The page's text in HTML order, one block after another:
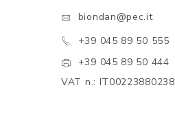
biondan@pec.it
+39 045 89 50 555
+39 045 89 50 444
VAT n.: IT00223880238